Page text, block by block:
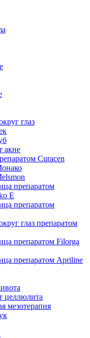
глаз
акне
Curacen
препаратом
E
препаратом
глаз препаратом
препаратом Filorga
препаратом Apriline
целлюлита
мезотерапия